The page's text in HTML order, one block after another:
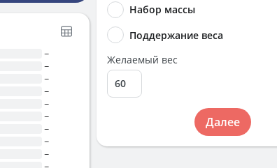
~
~
~
~
~
~
~
~
~
Набор массы
Поддержание веса
Желаемый вес
Далее